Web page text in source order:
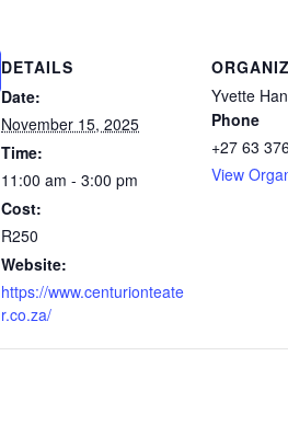
DETAILS
Date:
November 15, 2025
Time:
11:00 am - 3:00 pm
Cost:
R250
Website:
https://www.centurionteate
r.co.za/
Yvette
Phone
+27 63
View